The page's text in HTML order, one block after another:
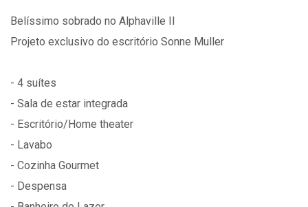
Belíssimo sobrado no Alphaville II
Projeto exclusivo do escritório Sonne Muller
- 4 suítes
- Sala de estar integrada
- Escritório/Home theater
- Lavabo
- Cozinha Gourmet
- Despensa